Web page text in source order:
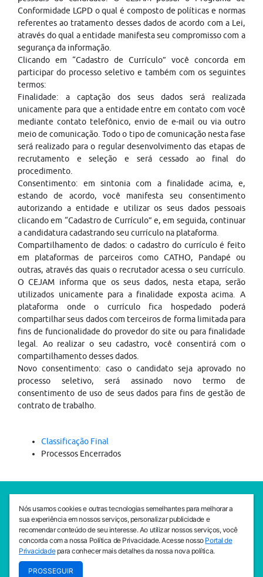
Conformidade LGPD o qual é composto de políticas e normas
referentes ao tratamento desses dados de acordo com a Lei,
através do qual a entidade manifesta seu compromisso com a
segurança da informação.
Clicando em “Cadastro de Currículo” você concorda em
participar do processo seletivo e também com os seguintes
termos:
Finalidade: a captação dos seus dados será realizada
unicamente para que a entidade entre em contato com você
mediante contato telefônico, envio de e-mail ou via outro
meio de comunicação. Todo o tipo de comunicação nesta fase
será realizado para o regular desenvolvimento das etapas de
recrutamento e seleção e será cessado ao final do
procedimento.
Consentimento: em sintonia com a finalidade acima, e,
estando de acordo, você manifesta seu consentimento
autorizando a entidade e utilizar os seus dados pessoais
clicando em “Cadastro de Currículo” e, em seguida, continuar
a candidatura cadastrando seu currículo na plataforma.
Compartilhamento de dados: o cadastro do currículo é feito
em plataformas de parceiros como CATHO, Pandapé ou
outras, através das quais o recrutador acessa o seu currículo.
O CEJAM informa que os seus dados, nesta etapa, serão
utilizados unicamente para a finalidade exposta acima. A
plataforma onde o currículo fica hospedado poderá
compartilhar seus dados com terceiros de forma limitada para
fins de funcionalidade do provedor do site ou para finalidade
legal. Ao realizar o seu cadastro, você consentirá com o
compartilhamento desses dados.
Novo consentimento: caso o candidato seja aprovado no
processo seletivo, será assinado novo termo de
consentimento de uso de seus dados para fins de gestão de
contrato de trabalho.
Classificação Final
Processos Encerrados
SEDE CEJAM
Av. da Liberdade, 765, Liberdade, São Paulo, 01503-001
(11) 3469 - 1818
INSTITUTO CEJAM
Av. da Liberdade, 765, Liberdade, São Paulo, 01503-001
Nós usamos cookies e outras tecnologias semelhantes para melhorar a
sua experiência em nossos serviços, personalizar publicidade e
recomendar conteúdo de seu interesse. Ao utilizar nossos serviços, você
concorda com a nossa Política de Privacidade. Acesse nosso Portal de
Privacidadepara conhecer mais detalhes da nossa nova política.
PROSSEGUIR